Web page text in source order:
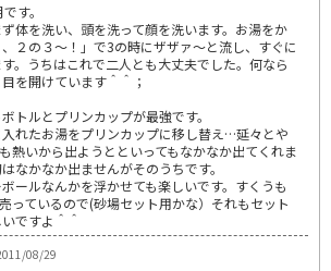
す。
体を洗い、頭を洗って顔を洗います。お湯をか
２の３～！」で3の時にザザァ～と流し、すぐに
。うちはこれで二人とも大丈夫でした。何なら
を開けています＾＾；
トルとプリンカップが最強です。
れたお湯をプリンカップに移し替え…延々とや
熱いから出ようとといってもなかなか出てくれま
なかなか出ませんがそのうちです。
ールなんかを浮かせても楽しいです。すくうも
っているので(砂場セット用かな）それもセット
ですよ＾＾
08/29